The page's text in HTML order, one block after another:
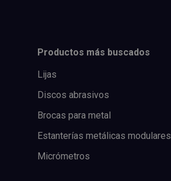
Productos más buscados
Lijas
Discos abrasivos
Brocas para metal
Estanterías metálicas modulares
Micrómetros